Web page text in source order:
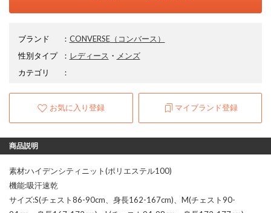
ブランド ： CONVERSE（コンバース）
性別タイプ
： レディース ・ メンズ
カテゴリ
：
お気に入り登録 マイブランド登録
商品説明
素材:ハイデンシティニット(ポリエステル100)
機能:吸汗速乾
サイズ:S(チェスト86-90cm、身長162-167cm)、M(チェスト90-